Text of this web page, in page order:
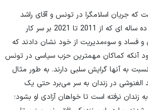
که جریان اسلامگرا در تونس و آقای راشد
الغنوشی در دوران حدودا ده ساله ای که از 2011 تا 2021 بر سر کار
و فساد و سوءمدیریت از خود نشان دادند که
آنکه کماکان مهمترین حزب سیاسی در تونس
به آنها گرایش سلبی دارند. به طور مثال
الغنوشی در زندان به سر می‌برد حتی یک
نرفته است تا خواهان آزادی او بشود؛